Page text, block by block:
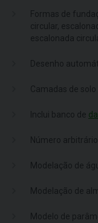
Formas de
circular,
escalonada
Desenho
Camadas de
Inclui banco de
Número
Modelação de
Modelação de
Modelo de